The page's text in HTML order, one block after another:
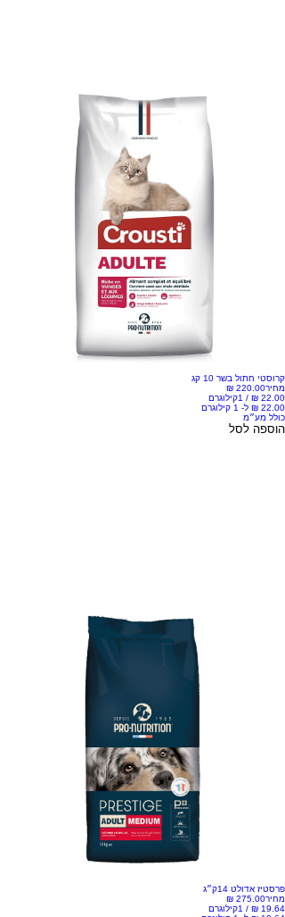
קרוסטי חתול בשר 10 קג
מחיר
/ 1קילוגרם
כולל מע״מ
הוספה לסל
פרסטיז אדולט 14ק״ג
מחיר
/ 1קילוגרם